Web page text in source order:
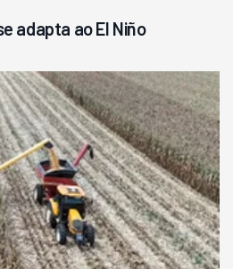
adapta ao El Niño